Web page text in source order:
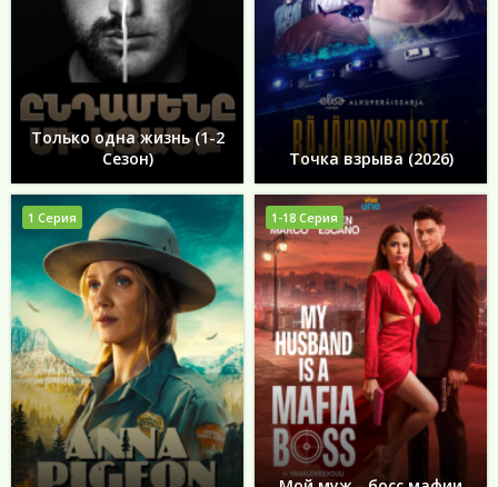
Только одна жизнь (1-2
Сезон)
Точка взрыва (2026)
1 Серия 1-18 Серия